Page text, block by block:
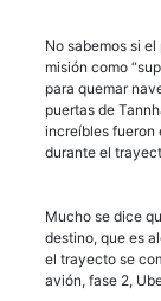
No sabemos si
misión como
para quemar
puertas de
increíbles fueron
durante el
Mucho se dice
destino, que es
el trayecto se
avión, fase 2,